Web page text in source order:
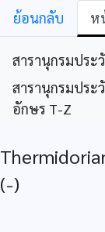
ย้อนกลับ ห
สารานุกรมประ
สารานุกรมประ
อักษร T-Z
(-)